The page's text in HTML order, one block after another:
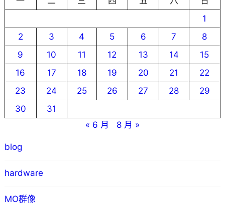
1
2
3 4 5 6 7
8
9
10 11 12 13 14
15
16
17 18 19 20 21
22
23
24 25 26 27 28
29
30
31
« 6 月
8 月 »
blog
hardware
MO群像